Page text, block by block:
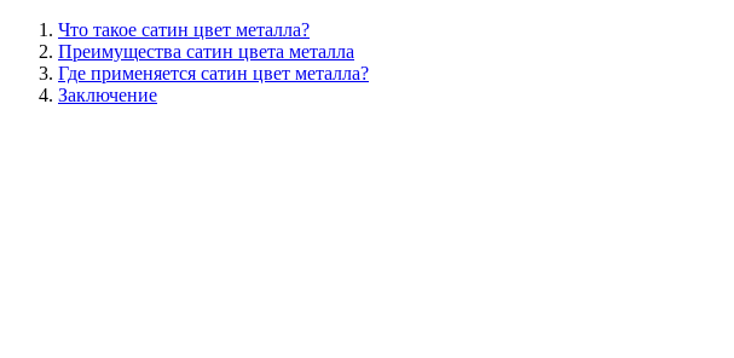
Что такое сатин цвет металла?
Преимущества сатин цвета металла
Где применяется сатин цвет металла?
Заключение